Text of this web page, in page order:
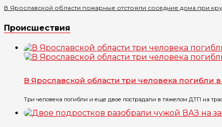
В Ярославской области пожарные отстояли соседние дома при
Происшествия
В Ярославской области три человека
Три человека погибли и еще двое пострадали в тяжелом ДТП на